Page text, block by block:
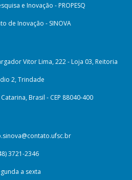
e Inovação - PROPESQ
de Inovação - SINOVA
Vitor Lima, 222 - Loja 03, Reitoria
2, Trindade
Brasil - CEP 88040-400
3721-2346
a sexta